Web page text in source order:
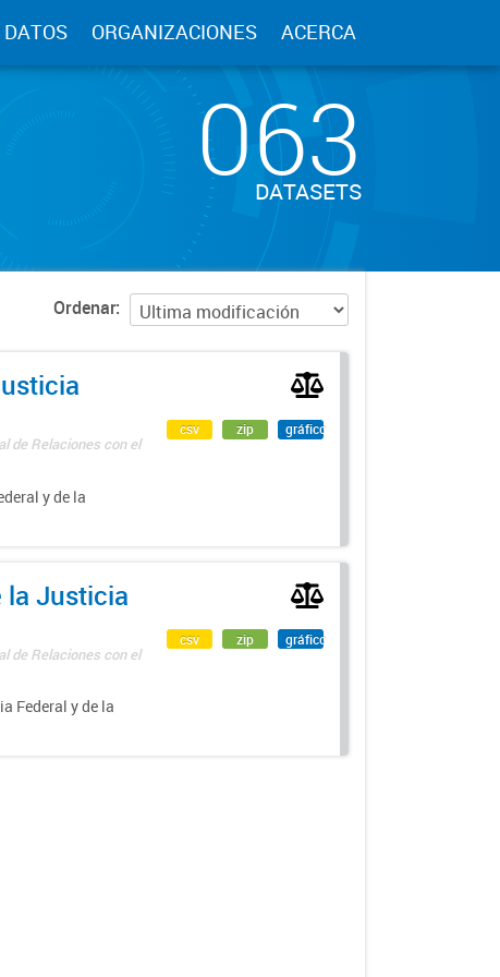
DATOS ORGANIZACIONES ACERCA
063
DATASETS
Ordenar
de Relaciones con el
y de la
csv zip gráfico
la Justicia
de Relaciones con el
Federal y de la
csv zip gráfico